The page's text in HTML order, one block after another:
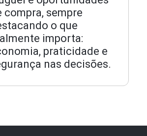
compra, sempre
o que
importa:
praticidade e
nas decisões.